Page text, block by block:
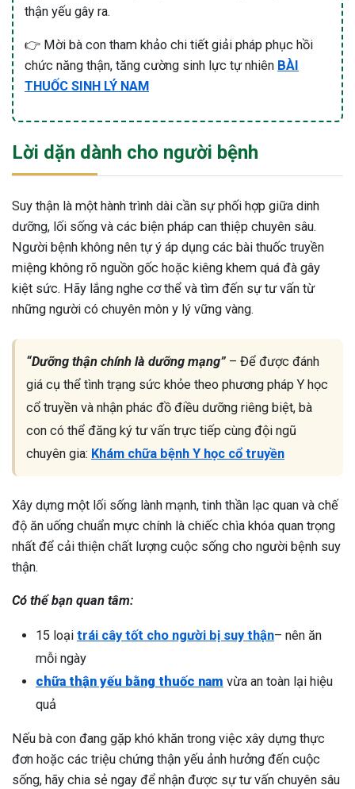
thận yếu gây ra.
👉 Mời bà con tham khảo chi tiết giải pháp phục hồi
chức năng thận, tăng cường sinh lực tự nhiên BÀI
THUỐC SINH LÝ NAM
Lời dặn dành cho người bệnh
Suy thận là một hành trình dài cần sự phối hợp giữa dinh
dưỡng, lối sống và các biện pháp can thiệp chuyên sâu.
Người bệnh không nên tự ý áp dụng các bài thuốc truyền
miệng không rõ nguồn gốc hoặc kiêng khem quá đà gây
kiệt sức. Hãy lắng nghe cơ thể và tìm đến sự tư vấn từ
những người có chuyên môn y lý vững vàng.
“Dưỡng thận chính là dưỡng mạng” – Để được đánh
giá cụ thể tình trạng sức khỏe theo phương pháp Y học
cổ truyền và nhận phác đồ điều dưỡng riêng biệt, bà
con có thể đăng ký tư vấn trực tiếp cùng đội ngũ
chuyên gia: Khám chữa bệnh Y học cổ truyền
Xây dựng một lối sống lành mạnh, tinh thần lạc quan và chế
độ ăn uống chuẩn mực chính là chiếc chìa khóa quan trọng
nhất để cải thiện chất lượng cuộc sống cho người bệnh suy
thận.
Có thể bạn quan tâm:
15 loại trái cây tốt cho người bị suy thận– nên ăn
mỗi ngày
chữa thận yếu bằng thuốc nam vừa an toàn lại hiệu
quả
Nếu bà con đang gặp khó khăn trong việc xây dựng thực
đơn hoặc các triệu chứng thận yếu ảnh hưởng đến cuộc
sống, hãy chia sẻ ngay để nhận được sự tư vấn chuyên sâu